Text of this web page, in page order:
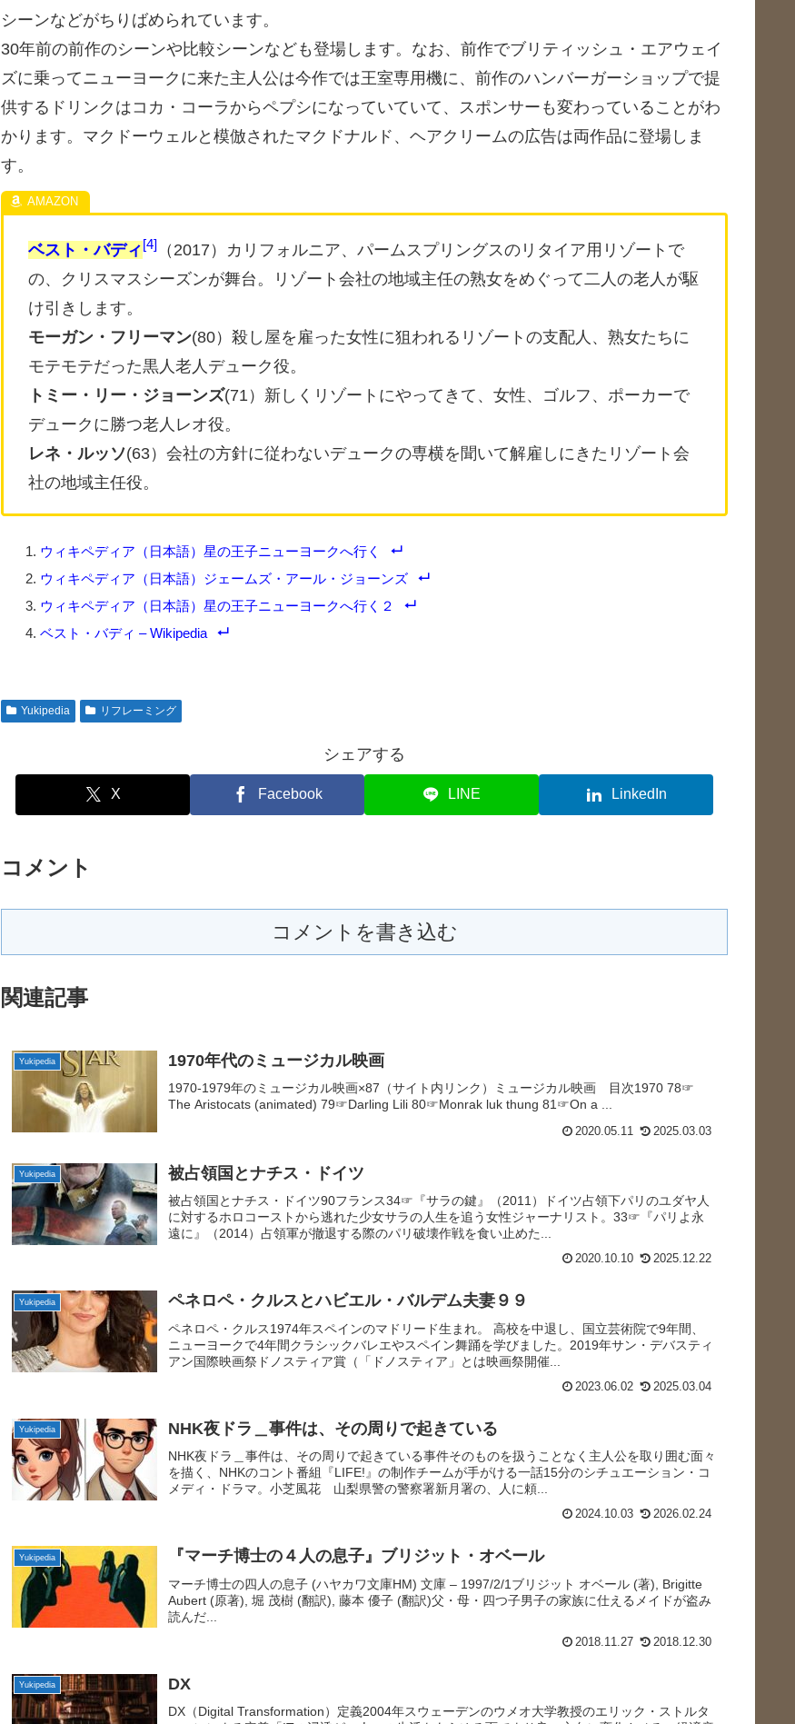
シーンなどがちりばめられています。
30年前の前作のシーンや比較シーンなども登場します。なお、前作でブリティッシュ・エアウェイ
ズに乗ってニューヨークに来た主人公は今作では王室専用機に、前作のハンバーガーショップで提
供するドリンクはコカ・コーラからペプシになっていていて、スポンサーも変わっていることがわ
かります。マクドーウェルと模倣されたマクドナルド、ヘアクリームの広告は両作品に登場しま
す。
ベスト・バディ 4
（2017）カリフォルニア、パームスプリングスのリタイア用リゾートで
の、クリスマスシーズンが舞台。リゾート会社の地域主任の熟女をめぐって二人の老人が駆
け引きします。
モーガン・フリーマン(80）殺し屋を雇った女性に狙われるリゾートの支配人、熟女たちに
モテモテだった黒人老人デューク役。
トミー・リー・ジョーンズ(71）新しくリゾートにやってきて、女性、ゴルフ、ポーカーで
デュークに勝つ老人レオ役。
レネ・ルッソ(63）会社の方針に従わないデュークの専横を聞いて解雇しにきたリゾート会
社の地域主任役。
ウィキペディア（日本語）星の王子ニューヨークへ行く
ウィキペディア（日本語）ジェームズ・アール・ジョーンズ
ウィキペディア（日本語）星の王子ニューヨークへ行く２
ベスト・バディ – Wikipedia
Yukipedia リフレーミング
シェアする
X Facebook LINE LinkedIn
コメント
コメントを書き込む
関連記事
Yukipedia 1970年代のミュージカル映画
1970-1979年のミュージカル映画×87（サイト内リンク）ミュージカル映画 目次1970 78☞
The Aristocats (animated) 79☞Darling Lili 80☞Monrak luk thung 81☞On a ...
2020.05.11 2025.03.03
Yukipedia 被占領国とナチス・ドイツ
被占領国とナチス・ドイツ90フランス34☞『サラの鍵』（2011）ドイツ占領下パリのユダヤ人
に対するホロコーストから逃れた少女サラの人生を追う女性ジャーナリスト。33☞『パリよ永
遠に』（2014）占領軍が撤退する際のパリ破壊作戦を食い止めた...
2020.10.10 2025.12.22
Yukipedia ペネロペ・クルスとハビエル・バルデム夫妻９９
ペネロペ・クルス1974年スペインのマドリード生まれ。 高校を中退し、国立芸術院で9年間、
ニューヨークで4年間クラシックバレエやスペイン舞踊を学びました。2019年サン・デバスティ
アン国際映画祭ドノスティア賞（「ドノスティア」とは映画祭開催...
2023.06.02 2025.03.04
Yukipedia NHK夜ドラ＿事件は、その周りで起きている
NHK夜ドラ＿事件は、その周りで起きている事件そのものを扱うことなく主人公を取り囲む面々
を描く、NHKのコント番組『LIFE!』の制作チームが手がける一話15分のシチュエーション・コ
メディ・ドラマ。小芝風花 山梨県警の警察署新月署の、人に頼...
2024.10.03 2026.02.24
Yukipedia 『マーチ博士の４人の息子』ブリジット・オベール
マーチ博士の四人の息子 (ハヤカワ文庫HM) 文庫 – 1997/2/1ブリジット オベール (著), Brigitte
Aubert (原著), 堀 茂樹 (翻訳), 藤本 優子 (翻訳)父・母・四つ子男子の家族に仕えるメイドが盗み
読んだ...
2018.11.27 2018.12.30
Yukipedia DX
DX（Digital Transformation）定義2004年スウェーデンのウメオ大学教授のエリック・ストルタ